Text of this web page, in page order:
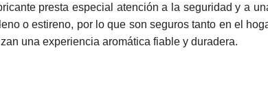
presta especial atención a la seguridad y a
o estireno, por lo que son seguros tanto en el
una experiencia aromática fiable y duradera.